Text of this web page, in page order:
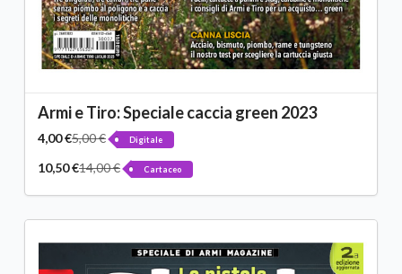
Armi e Tiro: Speciale caccia green 2023
4,00 €5,00 € Digitale
10,50 €14,00 € Cartaceo